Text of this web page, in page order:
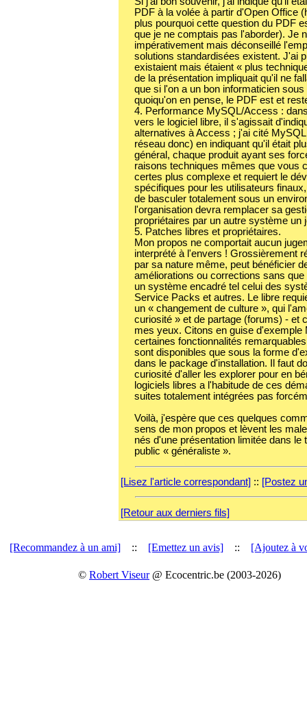
PDF à la volée à partir d'Open Office
plus pourquoi cette question du PDF
que je ne comptais pas l'aborder). Je
impérativement mais déconseillé
solutions standardisées existent. J'ai
existaient mais étaient « plus
de la présentation impliquait qu'il ne
que si l'on a un bon informaticien
quoiqu'on en pense, le PDF est et
4. Performance MySQL/Access :
vers le logiciel libre, il s'agissait
alternatives à Access ; j'ai cité
réseau donc) en indiquant qu'il était
général, chaque produit ayant ses
raisons techniques mêmes que vous
certes plus complexe et requiert le
spécifiques pour les utilisateurs
de basculer totalement sous un
l'organisation devra remplacer sa
propriétaires par un autre système un
5. Patches libres et propriétaires.
Mon propos ne comportait aucun
interprété à l'envers ! Grossièrement
par sa nature même, peut bénéficier
améliorations ou corrections sans
un système encadré tel celui des
Service Packs et autres. Le libre
un « changement de culture », qui
curiosité » et de partage (forums) - et
mes yeux. Citons en guise d'exemple
certaines fonctionnalités
sont disponibles que sous la forme
dans le package d'installation. Il faut
curiosité d'aller les explorer pour en
logiciels libres a l'habitude de ces
suites totalement intégrées pas
Voilà, j'espère que ces quelques
sens de mon propos et lèvent les
nés d'une présentation limitée dans le
public « généraliste ».
[Lisez l'article correspondant] :: [Postez
[Retour aux derniers fils]
[Recommandez à un ami] :: [Emettez un avis] :: [Ajoutez à
© Robert Viseur@ Ecocentric.be (2003-2026)